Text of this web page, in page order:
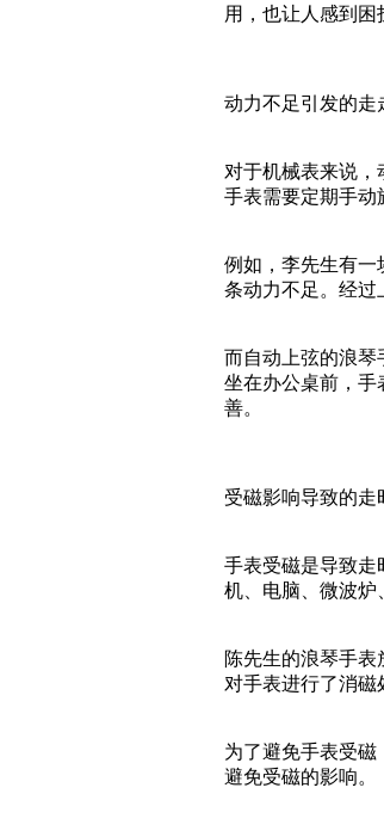
用，也让人感到困
动力不足引发的走
对于机械表来说
手表需要定期手动
例如，李先生有一
条动力不足。经过
而自动上弦的浪琴
坐在办公桌前，手
善。
受磁影响导致的走
手表受磁是导致走
机、电脑、微波炉
陈先生的浪琴手
对手表进行了消磁
为了避免手表受
避免受磁的影响。